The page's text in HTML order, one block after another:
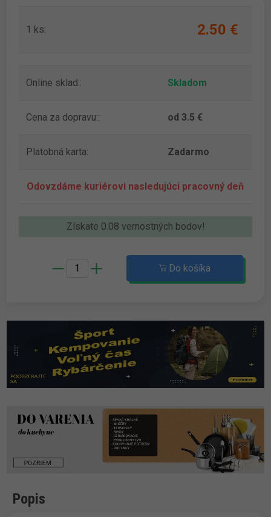
1 ks: 2.50 ‎€
Online sklad:: Skladom
Cena za dopravu:: od 3.5 €
Platobná karta: Zadarmo
Odovzdáme kuriérovi nasledujúci pracovný deň
Získate 0.08 vernostných bodov!
Do košíka
Popis